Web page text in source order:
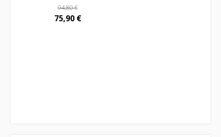
94,80€
75,90 €